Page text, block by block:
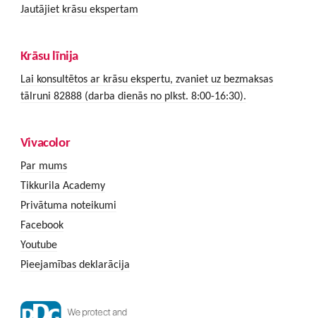
Jautājiet krāsu ekspertam
Krāsu līnija
Lai konsultētos ar krāsu ekspertu, zvaniet uz bezmaksas
tālruni 82888 (darba dienās no plkst. 8:00-16:30).
Vivacolor
Par mums
Tikkurila Academy
Privātuma noteikumi
Facebook
Youtube
Pieejamības deklarācija